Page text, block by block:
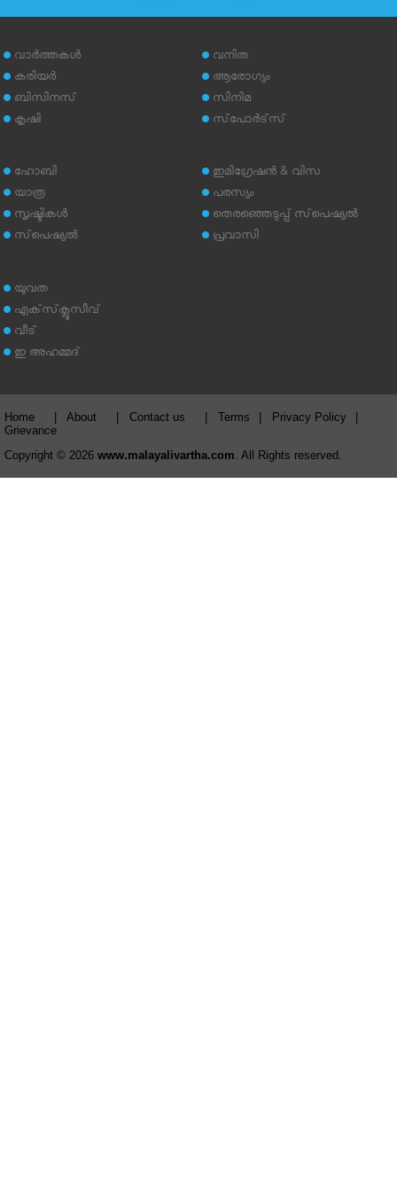
വാര്‍ത്തകള്‍
കരിയര്‍
ബിസിനസ്
കൃഷി
വനിത
ആരോഗ്യം
സിനിമ
സ്‌പോര്‍ട്‌സ്
ഹോബി
യാത്ര
സൃഷ്ടികള്‍
സ്‌പെഷ്യല്‍
ഇമിഗ്രേഷന്‍ & വിസ
പരസ്യം
തെരഞ്ഞെടുപ്പ് സ്‌പെഷ്യല്‍
പ്രവാസി
യുവത
എക്‌സ്‌ക്ലൂസീവ്
വീട്
ഇ അഹമ്മദ്‌
Home About Contact us Terms Privacy Policy
Grievance
Copyright © 2026 www.malayalivartha.com . All Rights reserved.